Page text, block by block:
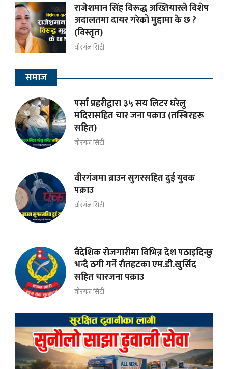
राजेशमान सिंह विरूद्ध अख्तियारले विशेष
अदालतमा दायर गरेको मुद्दामा के छ ?
(विस्तृत)
वीरगंज सिटी
समाज
पर्सा प्रहरीद्वारा ३५ सय लिटर घरेलु
मदिरासहित चार जना पक्राउ (तस्बिरहरू
सहित)
वीरगंज सिटी
वीरगंजमा ब्राउन सुगरसहित दुई युवक
पक्राउ
वीरगंज सिटी
वैदेशिक रोजगारीमा विभिन्न देश पठाइदिन्छु
भन्दै ठगी गर्ने राैतहटका एम.डी.खुर्सिद
सहित चारजना पक्राउ
वीरगंज सिटी